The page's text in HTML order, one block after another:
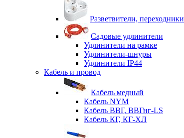
Разветвители, переходники
Садовые удлинители
Удлинители на рамке
Удлинители-шнуры
Удлинители IP44
Кабель и провод
Кабель медный
Кабель NYM
Кабель ВВГ, ВВГнг-LS
Кабель КГ, КГ-ХЛ